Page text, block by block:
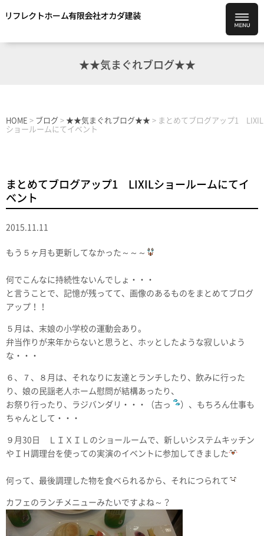
★★気まぐれブログ★★
HOME > ブログ > ★★気まぐれブログ★★ > まとめてブログアップ1 LIXIL
ショールームにてイベント
まとめてブログアップ1 LIXILショールームにてイ
ベント
2015.11.11
もう５ヶ月も更新してなかった～～～
何でこんなに持続性ないんでしょ・・・
と言うことで、記憶が残ってて、画像のあるものをまとめてブログ
アップ！！
５月は、末娘の小学校の運動会あり。
弁当作りが来年からないと思うと、ホッとしたような寂しいよう
な・・・
６、７、８月は、それなりに友達とランチしたり、飲みに行った
り、娘の民謡老人ホーム慰問が結構あったり、
お祭り行ったり、ラジバンダリ・・・（古っ
）、もちろん仕事も
ちゃんとして・・・
９月30日 ＬＩＸＩＬのショールームで、新しいシステムキッチン
やＩＨ調理台を使っての実演のイベントに参加してきました
何って、最後調理した物を食べられるから、それにつられて
カフェのランチメニューみたいですよね～？